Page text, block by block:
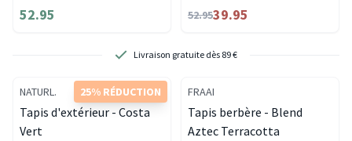
52.95 52.9539.95
Livraison gratuite dès 89 €
25% RÉDUCTION
NATURL.
Tapis d'extérieur - Costa
Vert
FRAAI
Tapis berbère - Blend
Aztec Terracotta